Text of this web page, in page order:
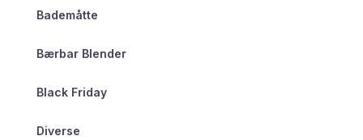
Bademåtte
Bærbar Blender
Black Friday
Diverse